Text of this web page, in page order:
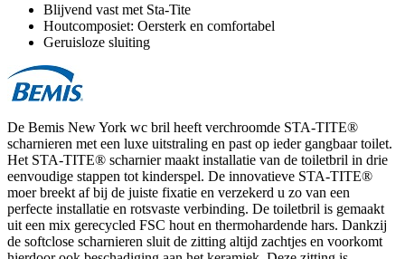
Blijvend vast met Sta-Tite
Houtcomposiet: Oersterk en comfortabel
Geruisloze sluiting
De Bemis New York wc bril heeft verchroomde STA-TITE®
scharnieren met een luxe uitstraling en past op ieder gangbaar toilet.
Het STA-TITE® scharnier maakt installatie van de toiletbril in drie
eenvoudige stappen tot kinderspel. De innovatieve STA-TITE®
moer breekt af bij de juiste fixatie en verzekerd u zo van een
perfecte installatie en rotsvaste verbinding. De toiletbril is gemaakt
uit een mix gerecycled FSC hout en thermohardende hars. Dankzij
de softclose scharnieren sluit de zitting altijd zachtjes en voorkomt